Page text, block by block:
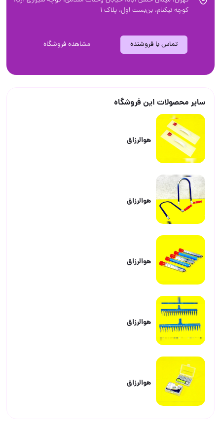
کوچه نیکنام، بن‌بست اول، پلاک ۱
تماس با فروشنده مشاهده فروشگاه
سایر محصولات این فروشگاه
هوالرزاق
هوالرزاق
هوالرزاق
هوالرزاق
هوالرزاق